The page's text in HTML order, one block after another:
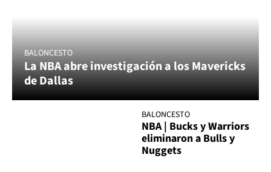
BALONCESTO
La NBA abre investigación a los Mavericks
de Dallas
BALONCESTO
NBA | Bucks y Warriors
eliminaron a Bulls y
Nuggets